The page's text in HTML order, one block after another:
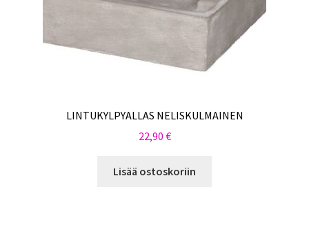
LINTUKYLPYALLAS NELISKULMAINEN
22,90 €
Lisää ostoskoriin